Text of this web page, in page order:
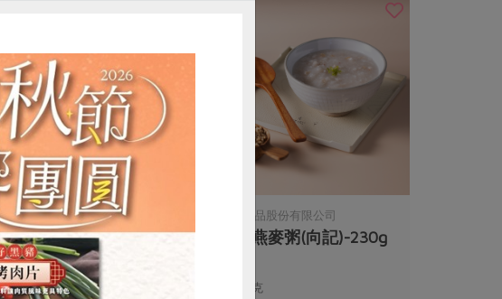
向記食品股份有限公司
芋頭香菇粥(向記)-230g
230公克
向記食品股份有限公司
鱸魚燕麥粥(向記)-230g
230公克